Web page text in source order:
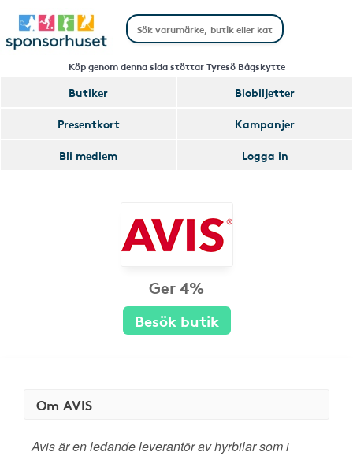
Köp genom denna sida stöttar Tyresö Bågskytte
Butiker
Biobiljetter
Presentkort
Kampanjer
Bli medlem
Logga in
Ger 4%
Besök butik
Om AVIS
Avis är en ledande leverantör av hyrbilar som i